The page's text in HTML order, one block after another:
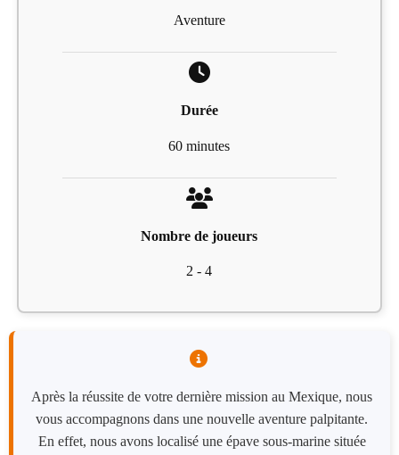
Aventure
Durée
60 minutes
Nombre de joueurs
2 - 4
Après la réussite de votre dernière mission au Mexique, nous
vous accompagnons dans une nouvelle aventure palpitante.
En effet, nous avons localisé une épave sous-marine située